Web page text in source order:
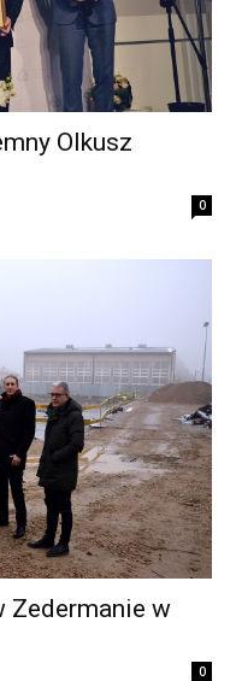
Olkusz
0
Zedermanie w
0